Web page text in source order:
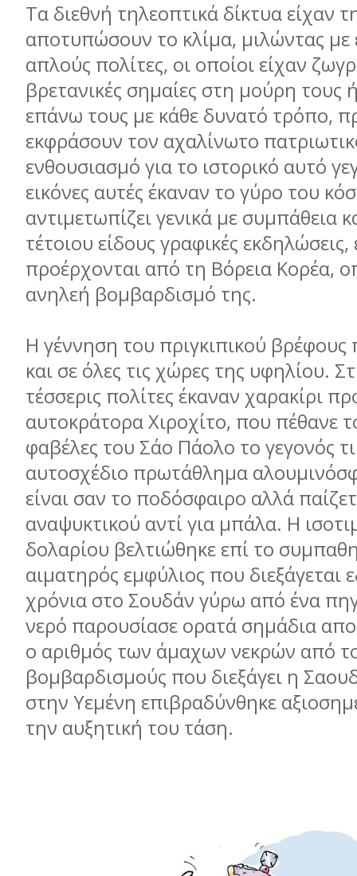
Τα διεθνή τηλεοπτικά δίκτυα είχαν
αποτυπώσουν το κλίµα, µιλώντας µε
απλούς πολίτες, οι οποίοι είχαν
βρετανικές σηµαίες στη µούρη τους
επάνω τους µε κάθε δυνατό τρόπο,
εκφράσουν τον αχαλίνωτο
ενθουσιασµό για το ιστορικό αυτό
εικόνες αυτές έκαναν το γύρο του
αντιµετωπίζει γενικά µε συµπάθεια
τέτοιου είδους γραφικές εκδηλώσεις,
προέρχονται από τη Βόρεια Κορέα,
ανηλεή βοµβαρδισµό της.
Η γέννηση του πριγκιπικού βρέφους
και σε όλες τις χώρες της υφηλίου.
τέσσερις πολίτες έκαναν χαρακίρι
αυτοκράτορα Χιροχίτο, που πέθανε
φαβέλες του Σάο Πάολο το γεγονός
αυτοσχέδιο πρωτάθληµα
είναι σαν το ποδόσφαιρο αλλά
αναψυκτικού αντί για µπάλα. Η
δολαρίου βελτιώθηκε επί το
αιµατηρός εµφύλιος που διεξάγεται
χρόνια στο Σουδάν γύρω από ένα
νερό παρουσίασε ορατά σηµάδια
ο αριθµός των άµαχων νεκρών από
βοµβαρδισµούς που διεξάγει η
στην Υεµένη επιβραδύνθηκε
την αυξητική του τάση.